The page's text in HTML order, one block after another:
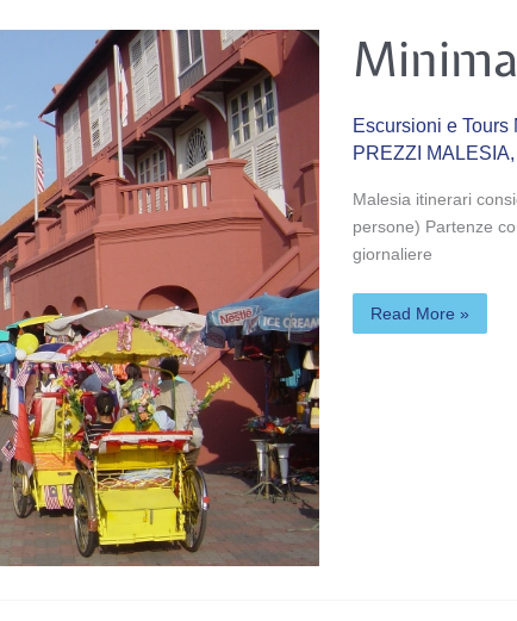
Escursioni e Tours
PREZZI MALESIA,
Malesia itinerari
persone) Partenze
giornaliere
Read More »